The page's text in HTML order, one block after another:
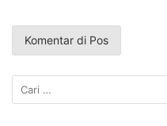
Cari
untuk: